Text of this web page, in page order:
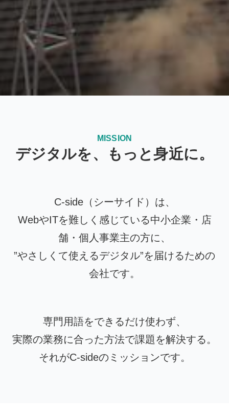
MISSION
デジタルを、もっと身近に。
C-side（シーサイド）は、
WebやITを難しく感じている中小企業・店
舗・個人事業主の方に、
”やさしくて使えるデジタル”を届けるための
会社です。
専門用語をできるだけ使わず、
実際の業務に合った方法で課題を解決する。
それがC-sideのミッションです。